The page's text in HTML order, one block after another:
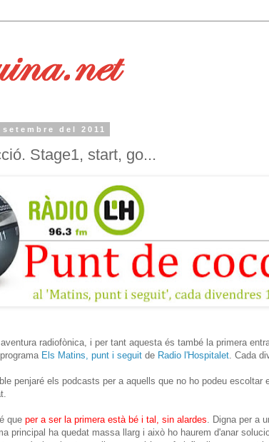
del 2011
Stage1, start, go...
radiofònica, i per tant aquesta és també la primera
Els Matins, punt i seguit de Radio l'Hospitalet . Cada
penjaré els podcasts per a aquells que no ho podeu escoltar
que per a ser la primera està bé i tal, sin alardes . Digna per a
principal ha quedat massa llarg i això ho haurem d'anar